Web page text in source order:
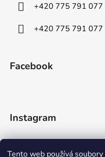
Tento web používá
+420 775 791 077
+420 775 791 077
Facebook
Instagram